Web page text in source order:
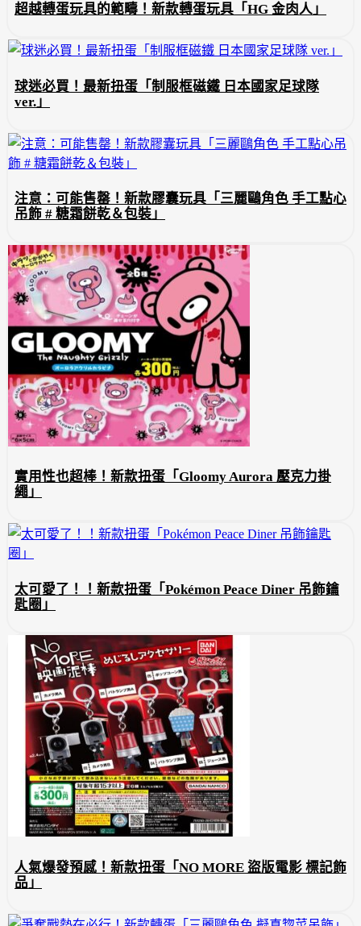
超越轉蛋玩具的範疇！新款轉蛋玩具「HG 金肉人」
球迷必買！最新扭蛋「制服框磁鐵 日本國家足球隊
ver.」
注意：可能售罄！新款膠囊玩具「三麗鷗角色 手工點心
吊飾 # 糖霜餅乾＆包裝」
實用性也超棒！新款扭蛋「Gloomy Aurora 壓克力掛
繩」
太可愛了！！新款扭蛋「Pokémon Peace Diner 吊飾鑰
匙圈」
人氣爆發預感！新款扭蛋「NO MORE 盜版電影 標記飾
品」